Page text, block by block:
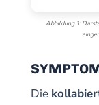
Abbildung 1:
Die